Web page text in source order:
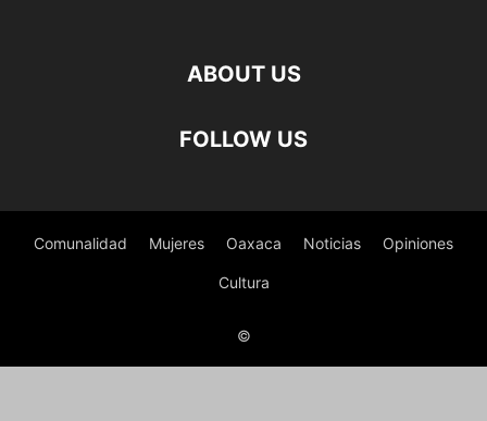
ABOUT US
FOLLOW US
Comunalidad Mujeres Oaxaca Noticias Opiniones
Cultura
©